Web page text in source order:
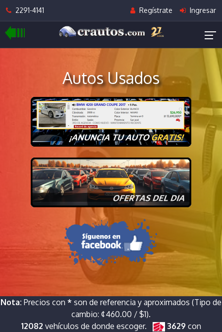
2291-4141 Regístrate Ingresar
Autos Usados
Nota: Precios con * son de referencia y aproximados (Tipo de
cambio: ¢460.00 / $1).
12082 vehículos de donde escoger. 3629 con